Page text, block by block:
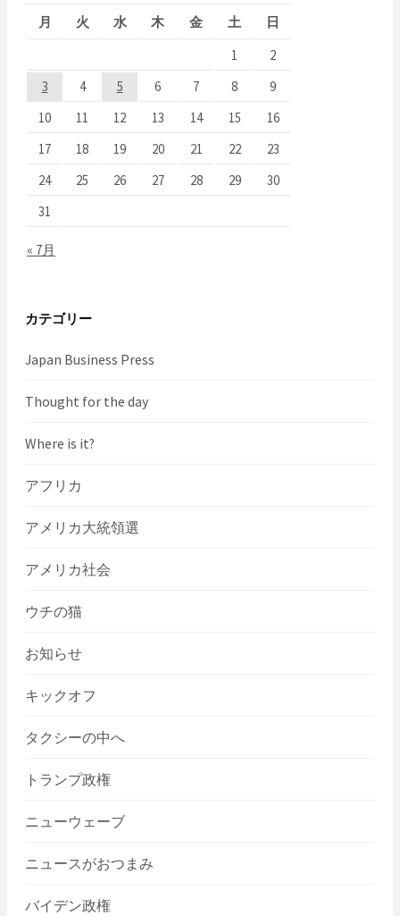
ゲ
ー
シ
ョ
ン
月 火 水 木 金 土 日
« 7月
1
2
3
4 5 6 7 8
9
10
11 12 13 14 15
16
17
18 19 20 21 22
23
24
25 26 27 28 29
30
31
カテゴリー
Japan Business Press
Thought for the day
Where is it?
アフリカ
アメリカ大統領選
アメリカ社会
ウチの猫
お知らせ
キックオフ
タクシーの中へ
トランプ政権
ニューウェーブ
ニュースがおつまみ
バイデン政権